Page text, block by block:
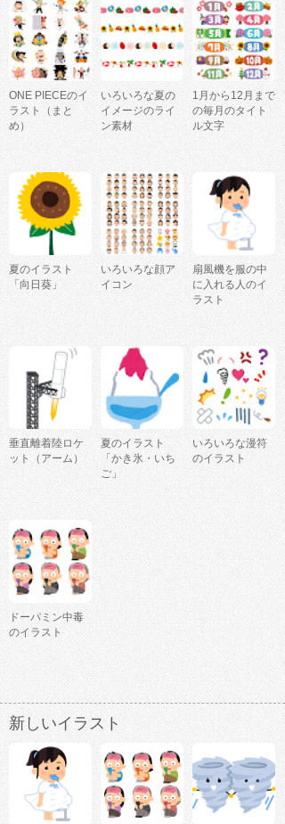
ONE PIECEのイ
ラスト（まと
め）
いろいろな夏の
イメージのライ
ン素材
1月から12月まで
の毎月のタイト
ル文字
夏のイラスト
「向日葵」
いろいろな顔ア
イコン
扇風機を服の中
に入れる人のイ
ラスト
垂直離着陸ロケ
ット（アーム）
夏のイラスト
「かき氷・いち
ご」
いろいろな漫符
のイラスト
ドーパミン中毒
のイラスト
新しいイラスト